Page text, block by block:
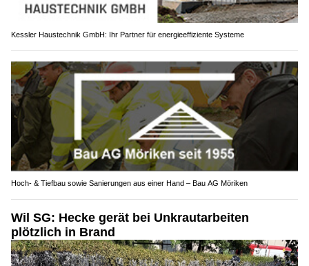
Kessler Haustechnik GmbH: Ihr Partner für energieeffiziente Systeme
Hoch- & Tiefbau sowie Sanierungen aus einer Hand – Bau AG Möriken
Wil SG: Hecke gerät bei Unkrautarbeiten
plötzlich in Brand